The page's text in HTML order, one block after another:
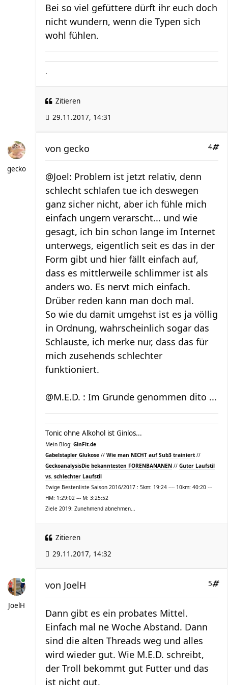
Bei so viel gefüttere dürft ihr euch doch
nicht wundern, wenn die Typen sich
wohl fühlen.
.
Zitieren
29.11.2017, 14:31
gecko
4
von gecko
@Joel: Problem ist jetzt relativ, denn
schlecht schlafen tue ich deswegen
ganz sicher nicht, aber ich fühle mich
einfach ungern verarscht... und wie
gesagt, ich bin schon lange im Internet
unterwegs, eigentlich seit es das in der
Form gibt und hier fällt einfach auf,
dass es mittlerweile schlimmer ist als
anders wo. Es nervt mich einfach.
Drüber reden kann man doch mal.
So wie du damit umgehst ist es ja völlig
in Ordnung, wahrscheinlich sogar das
Schlauste, ich merke nur, dass das für
mich zusehends schlechter
funktioniert.
@M.E.D. : Im Grunde genommen dito ...
Tonic ohne Alkohol ist Ginlos...
Mein Blog: GinFit.de
Gabelstapler Glukose // Wie man NICHT auf Sub3 trainiert //
GeckoanalysisDie bekanntesten FORENBANANEN // Guter Laufstil
vs. schlechter Laufstil
Ewige Bestenliste Saison 2016/2017 : 5km: 19:24 ---- 10km: 40:20 ---
HM: 1:29:02 --- M: 3:25:52
Ziele 2019: Zunehmend abnehmen...
Zitieren
29.11.2017, 14:32
JoelH
5
von JoelH
Dann gibt es ein probates Mittel.
Einfach mal ne Woche Abstand. Dann
sind die alten Threads weg und alles
wird wieder gut. Wie M.E.D. schreibt,
der Troll bekommt gut Futter und das
ist nicht gut.